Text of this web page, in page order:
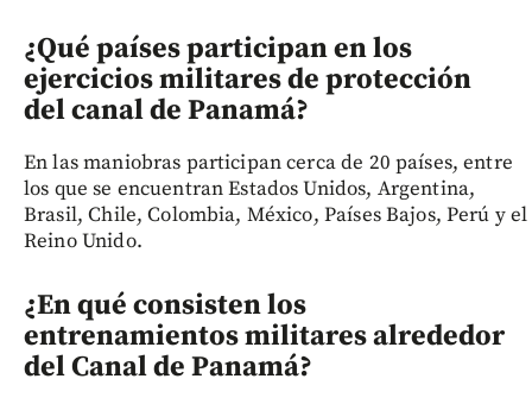
¿Qué países participan en los
ejercicios militares de protección
del canal de Panamá?
En las maniobras participan cerca de 20 países, entre
los que se encuentran Estados Unidos, Argentina,
Brasil, Chile, Colombia, México, Países Bajos, Perú y el
Reino Unido.
¿En qué consisten los
entrenamientos militares alrededor
del Canal de Panamá?